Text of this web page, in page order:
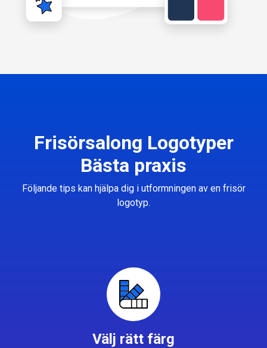
Frisörsalong Logotyper
Bästa praxis
Följande tips kan hjälpa dig i utformningen av en frisör
logotyp.
Välj rätt färg